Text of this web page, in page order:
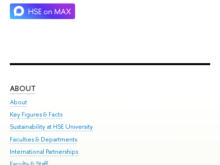
ABOUT
About
Key Figures & Facts
Sustainability at HSE University
Faculties & Departments
International Partnerships